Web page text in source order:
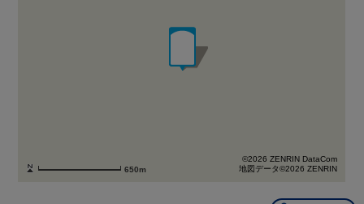
650m
©2026 ZENRIN DataCom
地図データ©2026 ZENRIN